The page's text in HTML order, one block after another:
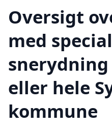
Oversigt
med
eller hele
kommune